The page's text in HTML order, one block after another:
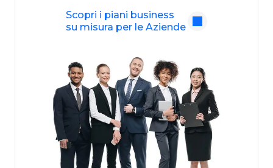
Scopri i piani business
su misura per le Aziende